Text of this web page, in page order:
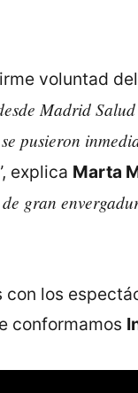
voluntad
Madrid
pusieron
explica Marta
gran
los
conformamos